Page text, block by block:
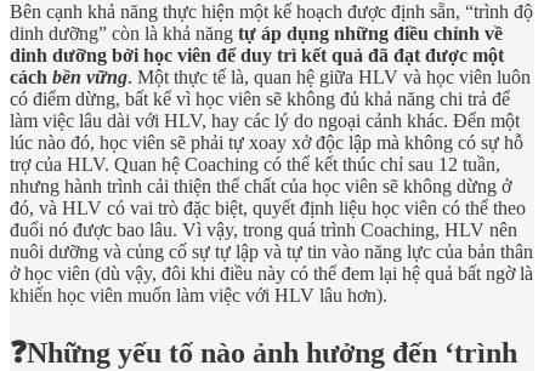
Bên cạnh khả năng thực hiện một kế hoạch được định sẵn, “trình độ
dinh dưỡng” còn là khả năng tự áp dụng những điều chỉnh về
dinh dưỡng bởi học viên để duy trì kết quả đã đạt được một
cách bền vững. Một thực tế là, quan hệ giữa HLV và học viên luôn
có điểm dừng, bất kể vì học viên sẽ không đủ khả năng chi trả để
làm việc lâu dài với HLV, hay các lý do ngoại cảnh khác. Đến một
lúc nào đó, học viên sẽ phải tự xoay xở độc lập mà không có sự hỗ
trợ của HLV. Quan hệ Coaching có thể kết thúc chỉ sau 12 tuần,
nhưng hành trình cải thiện thể chất của học viên sẽ không dừng ở
đó, và HLV có vai trò đặc biệt, quyết định liệu học viên có thể theo
đuổi nó được bao lâu. Vì vậy, trong quá trình Coaching, HLV nên
nuôi dưỡng và củng cố sự tự lập và tự tin vào năng lực của bản thân
ở học viên (dù vậy, đôi khi điều này có thể đem lại hệ quả bất ngờ là
khiến học viên muốn làm việc với HLV lâu hơn).
❓Những yếu tố nào ảnh hưởng đến ‘trình